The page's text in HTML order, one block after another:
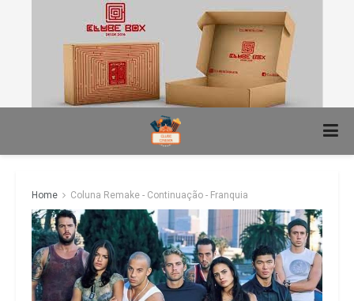
Home Coluna Remake - Continuação - Franquia